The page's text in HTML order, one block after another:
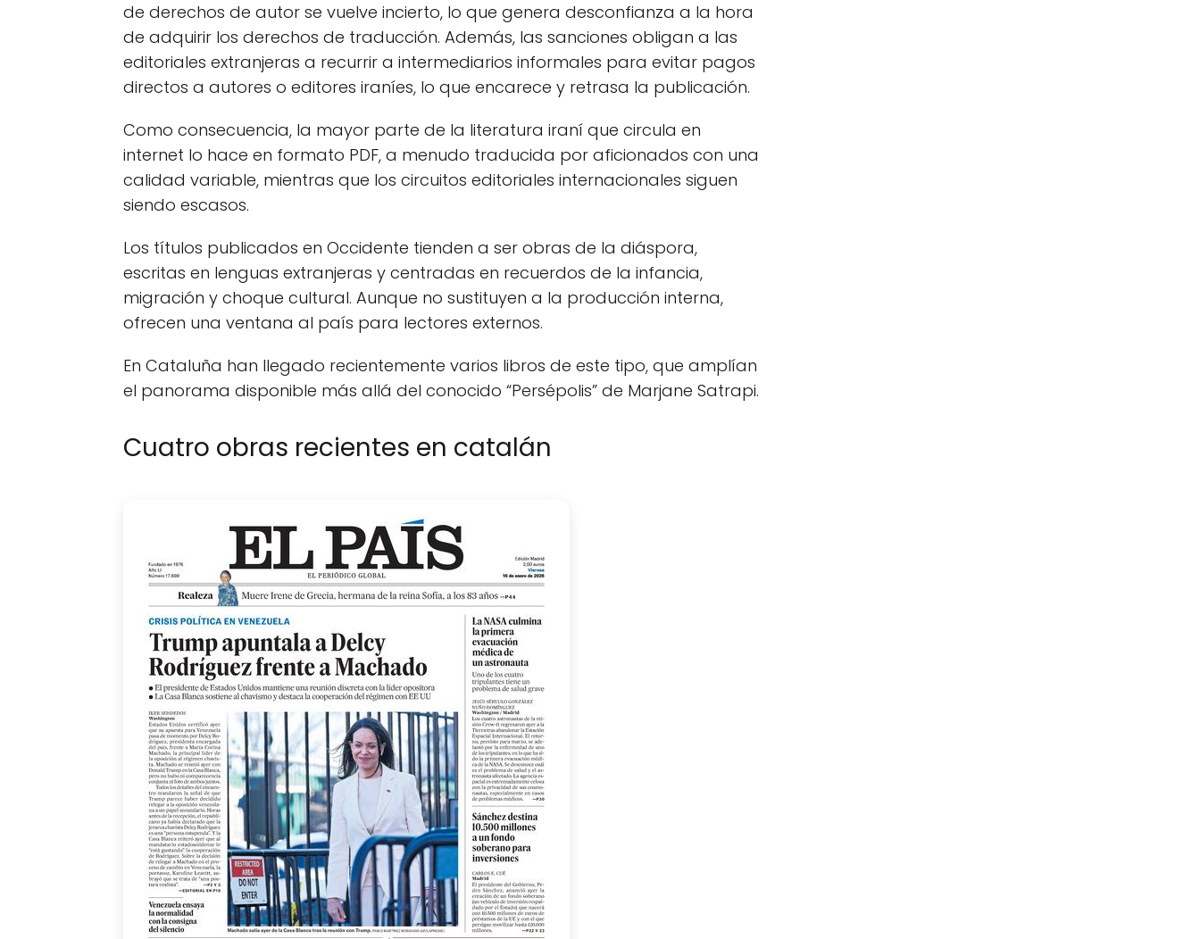
de derechos de autor se vuelve incierto, lo que genera desconfianza a la hora
de adquirir los derechos de traducción. Además, las sanciones obligan a las
editoriales extranjeras a recurrir a intermediarios informales para evitar pagos
directos a autores o editores iraníes, lo que encarece y retrasa la publicación.
Como consecuencia, la mayor parte de la literatura iraní que circula en
internet lo hace en formato PDF, a menudo traducida por aficionados con una
calidad variable, mientras que los circuitos editoriales internacionales siguen
siendo escasos.
Los títulos publicados en Occidente tienden a ser obras de la diáspora,
escritas en lenguas extranjeras y centradas en recuerdos de la infancia,
migración y choque cultural. Aunque no sustituyen a la producción interna,
ofrecen una ventana al país para lectores externos.
En Cataluña han llegado recientemente varios libros de este tipo, que amplían
el panorama disponible más allá del conocido “Persépolis” de Marjane Satrapi.
Cuatro obras recientes en catalán